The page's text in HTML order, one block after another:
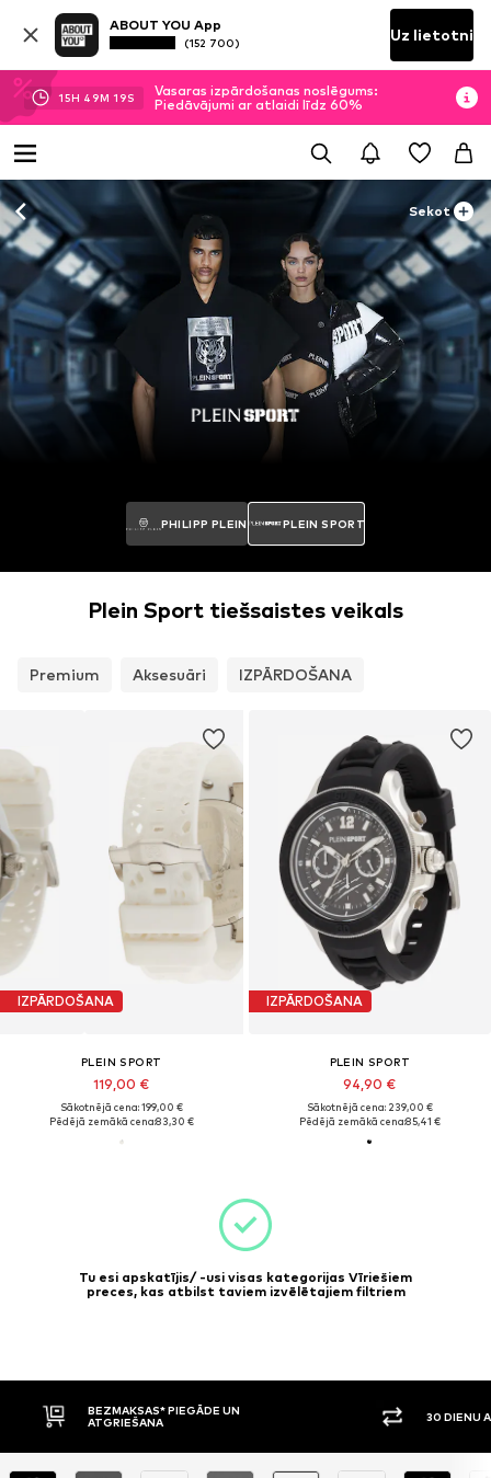
ABOUT YOU App
(152 700) Uz lietotni
15H 49M 19S
Vasaras izpārdošanas noslēgums:
Piedāvājumi ar atlaidi līdz 60%
Sekot
PHILIPP PLEIN PLEIN SPORT
Plein Sport tiešsaistes veikals
Premium Aksesuāri IZPĀRDOŠANA
IZPĀRDOŠANA
PLEIN SPORT
119,00 €
Sākotnējā cena: 199,00 €
Pēdējā zemākā cena:83,30 €
IZPĀRDOŠANA
PLEIN SPORT
94,90 €
Sākotnējā cena: 239,00 €
Pēdējā zemākā cena:85,41 €
Tu esi apskatījis/ -usi visas kategorijas Vīriešiem
preces, kas atbilst taviem izvēlētajiem filtriem
BEZMAKSAS* PIEGĀDE UN
ATGRIEŠANA
30 DIENU